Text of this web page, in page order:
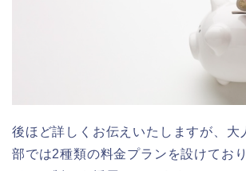
後ほど詳しくお伝えいたしますが、大
部では2種類の料金プランを設けてお